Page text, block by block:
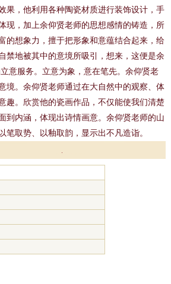
果，他利用各种陶瓷材质进行装饰设计，手
现，加上余仰贤老师的思想感情的铸造，所
的想象力，擅于把形象和意蕴结合起来，给
禁地被其中的意境所吸引，想来，这便是余
意服务。立意为象，意在笔先。余仰贤老
境。余仰贤老师通过在大自然中的观察、体
趣。欣赏他的瓷画作品，不仅能使我们清楚
到内涵，体现出诗情画意。余仰贤老师的山
取势、以釉取韵，显示出不凡造诣。